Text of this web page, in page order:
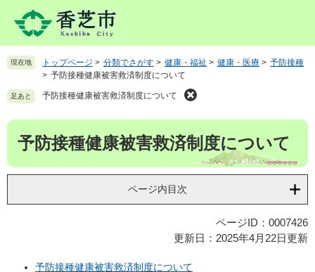
先
。
を
て
へ
現在地 トップページ > 分類でさがす > 健康・福祉 > 健康・医療 > 予防接種
> 予防接種健康被害救済制度について
足あと 予防接種健康被害救済制度について
本
予防接種健康被害救済制度について
ページ内目次
ページID：0007426
更新日：2025年4月22日更新
予防接種健康被害救済制度について